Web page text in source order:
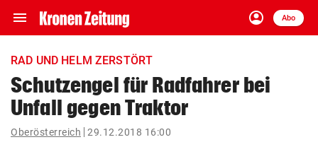
menu Navigation
ein-/ausklappen
account_circle
Anmelden
Abo
close Schließen
account_circle Anmelden
RAD UND HELM ZERSTÖRT
Schutzengel für Radfahrer bei
Unfall gegen Traktor
Oberösterreich 29.12.2018 16:00